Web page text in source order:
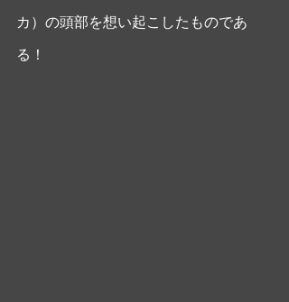
カ）の頭部を想い起こしたものであ
る！